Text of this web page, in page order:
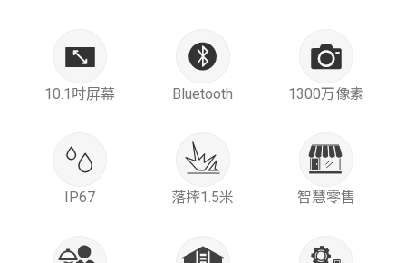
10.1吋屏幕 Bluetooth 1300万像素
IP67 落摔1.5米 智慧零售